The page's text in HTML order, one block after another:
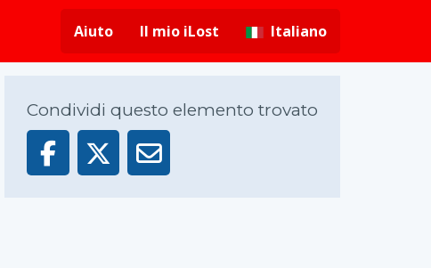
Aiuto
Il mio iLost Italiano
Condividi questo elemento trovato